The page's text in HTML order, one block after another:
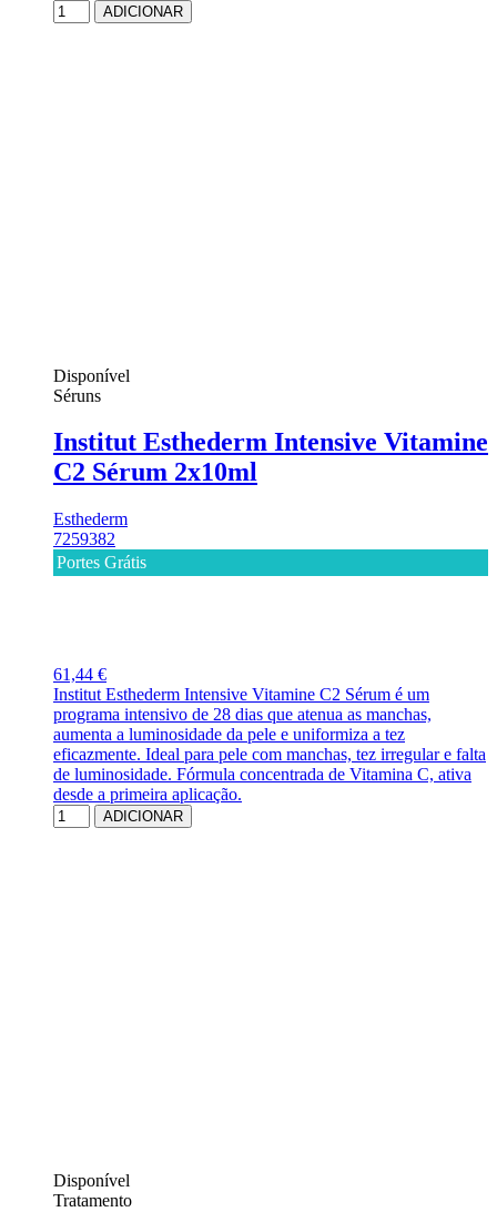
ADICIONAR
Disponível
Séruns
Institut Esthederm Intensive Vitamine
C2 Sérum 2x10ml
Esthederm
7259382
Portes Grátis
61,44 €
Institut Esthederm Intensive Vitamine C2 Sérum é um
programa intensivo de 28 dias que atenua as manchas,
aumenta a luminosidade da pele e uniformiza a tez
eficazmente. Ideal para pele com manchas, tez irregular e falta
de luminosidade. Fórmula concentrada de Vitamina C, ativa
desde a primeira aplicação.
ADICIONAR
Disponível
Tratamento